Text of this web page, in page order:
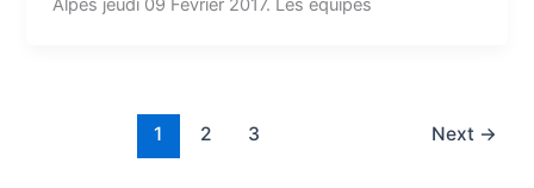
Alpes jeudi 09 Février 2017. Les équipes
1 2 3 Next →